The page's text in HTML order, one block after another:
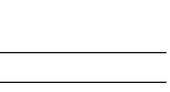
gennem den